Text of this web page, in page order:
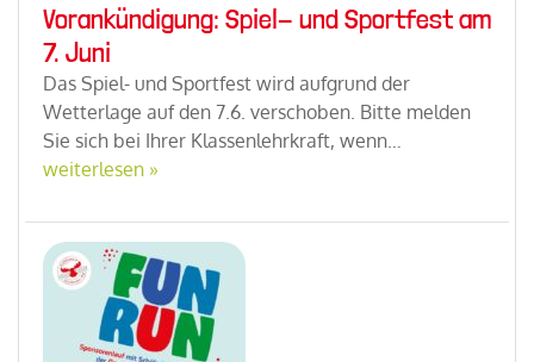
Vorankündigung: Spiel- und Sportfest am
7. Juni
Das Spiel- und Sportfest wird aufgrund der
Wetterlage auf den 7.6. verschoben. Bitte melden
Sie sich bei Ihrer Klassenlehrkraft, wenn…
weiterlesen »